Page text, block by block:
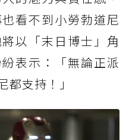
看不到小勞勃道尼
以「末日博士」角
表示：「無論正派
支持！」